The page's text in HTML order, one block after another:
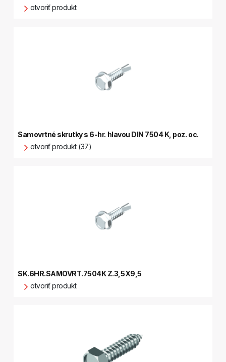
otvoriť produkt
Samovrtné skrutky s 6-hr. hlavou DIN 7504 K, poz. oc.
otvoriť produkt (37)
SK.6HR.SAMOVRT.7504K Z.3,5X9,5
otvoriť produkt